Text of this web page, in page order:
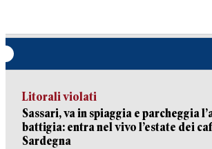
Litorali violati
Sassari, va in spiaggia e parcheggia
battigia: entra nel vivo l’estate dei
Sardegna